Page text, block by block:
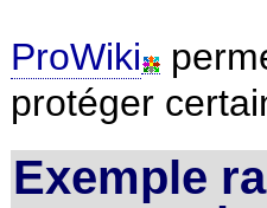
ProWiki
protéger
Exemple